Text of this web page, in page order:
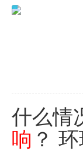
什么情
响 ？